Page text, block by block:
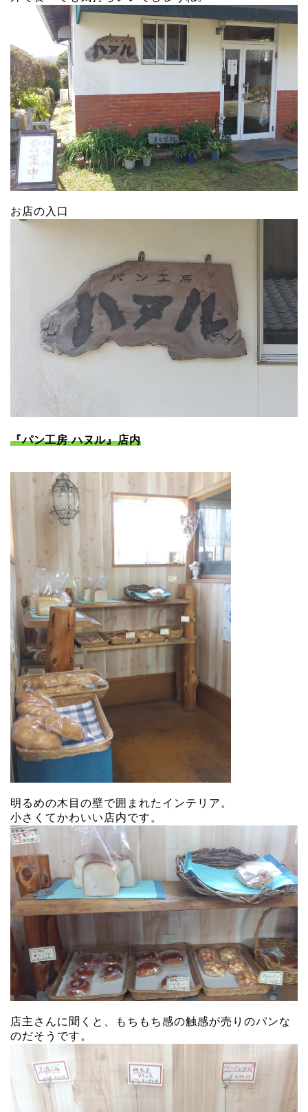
お店の入口
『パン工房 ハヌル』店内
明るめの木目の壁で囲まれたインテリア。
小さくてかわいい店内です。
店主さんに聞くと、もちもち感の触感が売りのパンな
のだそうです。